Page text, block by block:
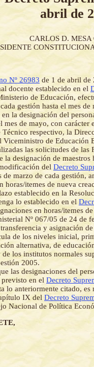
abril de
CARLOS D. MESA
Nº 26983 de 1 de abril de
docente establecido en el
de Educación,
gestión hasta el mes
la designación del
mes de mayo, con carácter
respectivo, la
Viceministro de
las solicitudes de las
la designación de
del Decreto
de marzo de cada gestión,
horas/itemes de nueva
establecido en la
lo establecido en el
en horas/itemes
Nº 067/05 de 24 de
y asignación
de los niveles inicial,
alternativa, de
los institutos normales
2005.
las designaciones del
en el Decreto
lo anteriormente citado,
IX del Decreto
Nacional de Política